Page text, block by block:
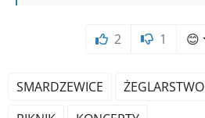
2 1 😊
SMARDZEWICE ŻEGLARSTWO